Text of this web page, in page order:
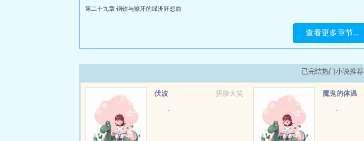
第二十九章 钢铁与獠牙的绿洲狂想曲
查看更多章节...
已完结热门小说推荐
捂脸大笑
伏波
...
魔鬼的体温
...